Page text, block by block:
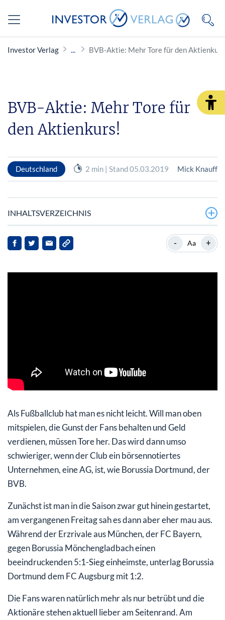
Investor Verlag BVB-Aktie: Mehr Tore für den
BVB-Aktie: Mehr Tore für
den Aktienkurs!
Deutschland 2 min | Stand 05.03.2019 Mick Knauff
INHALTSVERZEICHNIS
Tore müssen gemacht werden, dann klappt der Rest von
ganz allein
- Aa +
Als Fußballclub hat man es nicht leicht. Will man oben
mitspielen, die Gunst der Fans behalten und Geld
verdienen, müssen Tore her. Das wird dann umso
schwieriger, wenn der Club ein börsennotiertes
Unternehmen, eine AG, ist, wie Borussia Dortmund, der
BVB.
Zunächst ist man in die Saison zwar gut hinein gestartet,
am vergangenen Freitag sah es dann aber eher mau aus.
Während der Erzrivale aus München, der FC Bayern,
gegen Borussia Mönchengladbach einen
beeindruckenden 5:1-Sieg einheimste, unterlag Borussia
Dortmund dem FC Augsburg mit 1:2.
Die Fans waren natürlich mehr als nur betrübt und die
Aktionäre stehen aktuell lieber am Seitenrand. Am